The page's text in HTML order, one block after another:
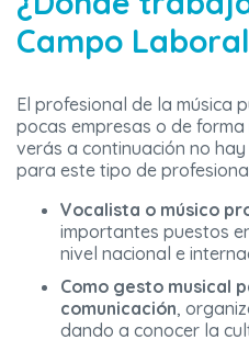
Campo Laboral
El profesional de la música
pocas empresas o de
verás a continuación no
para este tipo de
Vocalista o músico
importantes puestos
nivel nacional e
Como gesto musical
comunicación,
dando a conocer la